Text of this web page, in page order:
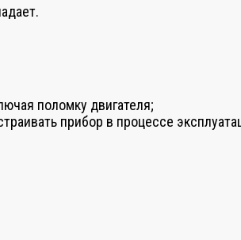
поломку двигателя;
прибор в процессе